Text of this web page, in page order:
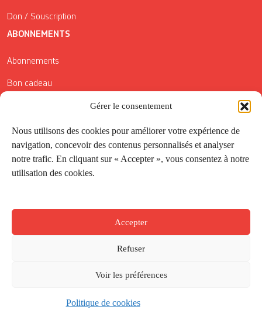
Gérer le consentement
Nous utilisons des cookies pour améliorer votre expérience de
navigation, concevoir des contenus personnalisés et analyser
notre trafic. En cliquant sur « Accepter », vous consentez à notre
utilisation des cookies.
Accepter
Refuser
Voir les préférences
Politique de cookies
Don / Souscription
ABONNEMENTS
Abonnements
Bon cadeau
Conditions générales de vente
Réductions de la Carte Côté Courrier
Application